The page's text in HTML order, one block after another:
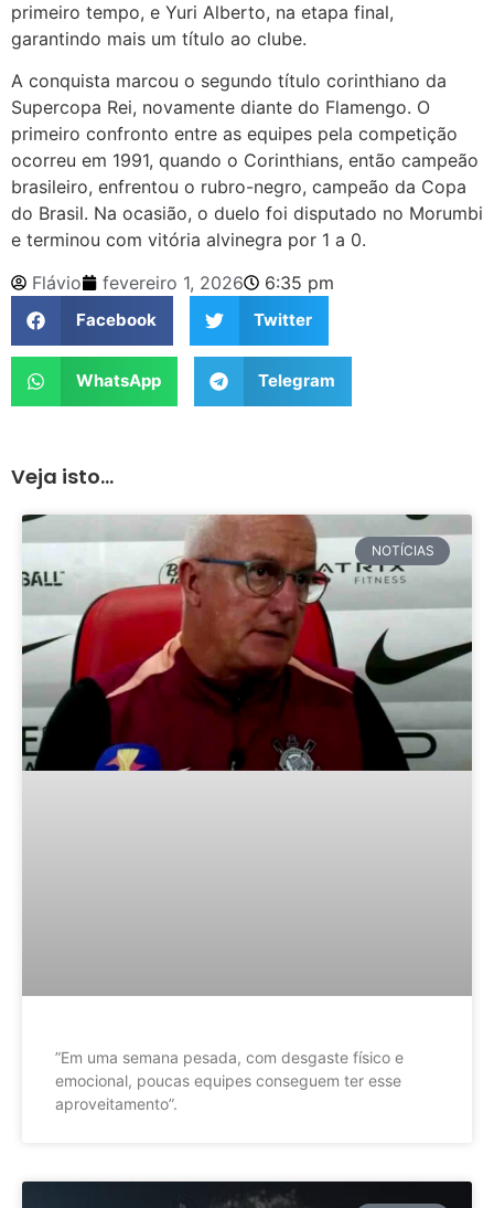
primeiro tempo, e Yuri Alberto, na etapa final,
garantindo mais um título ao clube.
A conquista marcou o segundo título corinthiano da
Supercopa Rei, novamente diante do Flamengo. O
primeiro confronto entre as equipes pela competição
ocorreu em 1991, quando o Corinthians, então campeão
brasileiro, enfrentou o rubro-negro, campeão da Copa
do Brasil. Na ocasião, o duelo foi disputado no Morumbi
e terminou com vitória alvinegra por 1 a 0.
Flávio
fevereiro 1, 2026 6:35 pm
Facebook Twitter
WhatsApp Telegram
Veja isto...
NOTÍCIAS
”Em uma semana pesada, com desgaste físico e
emocional, poucas equipes conseguem ter esse
aproveitamento”.